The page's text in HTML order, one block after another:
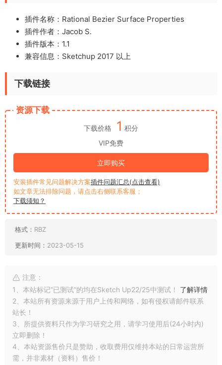
插件名称：Rational Bezier Surface Properties
插件作者：Jacob S.
插件版本：1.1
兼容信息：Sketchup 2017 以上
下载链接
资源下载
下载价格 1 积分
VIP免费
立即购买
安装插件常见问题解决方案插件问题汇总(点击查看)
如文章无法排除问题，请点击右侧联系客服；
下载须知？
格式： RBZ
更新时间： 2023-05-15
注意：
1、本站标记“已测试”的均在Sketch Up22/25中测试！ 了解详情
2、本站所有资源来源于用户上传和网络，如有侵权请邮件联系
站长！
3、所提供资料只作为学习研究之用，请学习使用后(24小时内)
立即删除！
4、本站资源售价只是赞助，收取费用仅维持本站的日常运营所
需，并非素材（资料）售价！